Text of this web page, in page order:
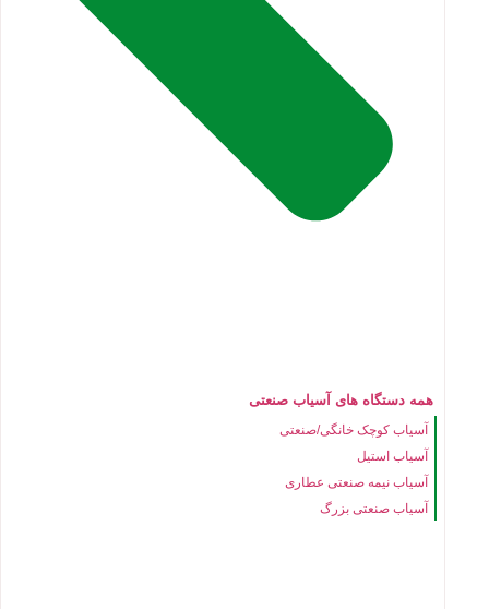
همه دستگاه های آسیاب صنعتی
آسیاب کوچک خانگی/صنعتی
آسیاب استیل
آسیاب نیمه صنعتی عطاری
آسیاب صنعتی بزرگ